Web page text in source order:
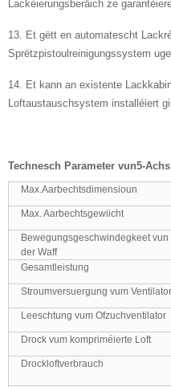
Lackéierungsberäich ze
13. Et gëtt en automatescht
Sprëtzpistoulreinigungssystem
14. Et kann an existente
Loftaustauschsystem installéiert
Technesch Parameter vun5-
Max.Aarbechtsdimensioun
Max. Aarbechtsgewiicht
Bewegungsgeschwindegkeet vun
der Waff
Gesamtleistung
Stroumversuergung vum Ventilator
Leeschtung vum Ofzuchventilator
Drock vum kompriméierte Loft
Drockloftverbrauch